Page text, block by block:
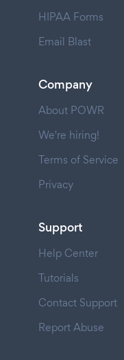
HIPAA Forms
Email Blast
Company
About POWR
We're hiring!
Terms of Service
Privacy
Support
Help Center
Tutorials
Contact Support
Report Abuse